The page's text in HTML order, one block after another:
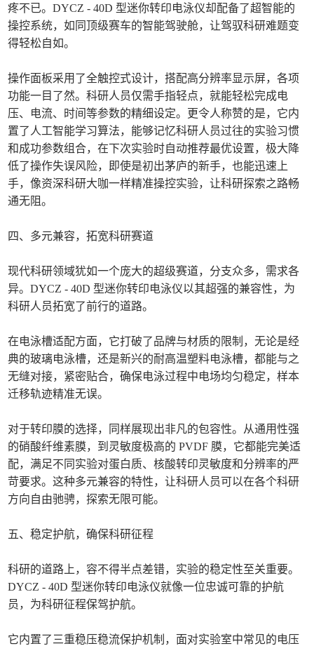
疼不已。DYCZ - 40D 型迷你转印电泳仪却配备了超智能的
操控系统，如同顶级赛车的智能驾驶舱，让驾驭科研难题变
得轻松自如。
操作面板采用了全触控式设计，搭配高分辨率显示屏，各项
功能一目了然。科研人员仅需手指轻点，就能轻松完成电
压、电流、时间等参数的精细设定。更令人称赞的是，它内
置了人工智能学习算法，能够记忆科研人员过往的实验习惯
和成功参数组合，在下次实验时自动推荐最优设置，极大降
低了操作失误风险，即使是初出茅庐的新手，也能迅速上
手，像资深科研大咖一样精准操控实验，让科研探索之路畅
通无阻。
四、多元兼容，拓宽科研赛道
现代科研领域犹如一个庞大的超级赛道，分支众多，需求各
异。DYCZ - 40D 型迷你转印电泳仪以其超强的兼容性，为
科研人员拓宽了前行的道路。
在电泳槽适配方面，它打破了品牌与材质的限制，无论是经
典的玻璃电泳槽，还是新兴的耐高温塑料电泳槽，都能与之
无缝对接，紧密贴合，确保电泳过程中电场均匀稳定，样本
迁移轨迹精准无误。
对于转印膜的选择，同样展现出非凡的包容性。从通用性强
的硝酸纤维素膜，到灵敏度极高的 PVDF 膜，它都能完美适
配，满足不同实验对蛋白质、核酸转印灵敏度和分辨率的严
苛要求。这种多元兼容的特性，让科研人员可以在各个科研
方向自由驰骋，探索无限可能。
五、稳定护航，确保科研征程
科研的道路上，容不得半点差错，实验的稳定性至关重要。
DYCZ - 40D 型迷你转印电泳仪就像一位忠诚可靠的护航
员，为科研征程保驾护航。
它内置了三重稳压稳流保护机制，面对实验室中常见的电压